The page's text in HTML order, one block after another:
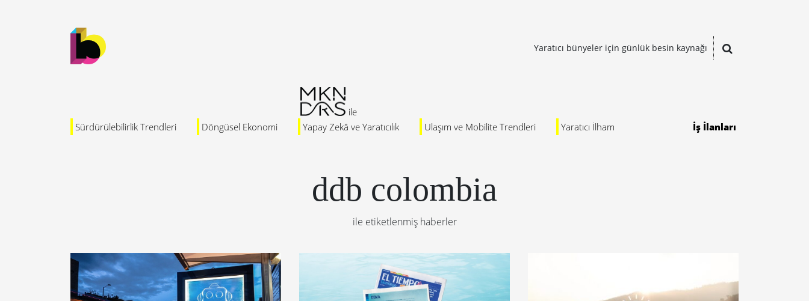
Yaratıcı bünyeler için günlük besin kaynağı
Sürdürülebilirlik Trendleri Döngüsel Ekonomi Yapay Zekâ ve Yaratıcılık Ulaşım ve Mobilite Trendleri Yaratıcı İlham İş İlanları
ddb colombia
ile etiketlenmiş haberler